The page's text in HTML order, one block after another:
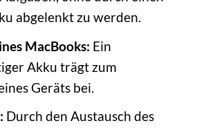
abgelenkt zu werden.
MacBooks: Ein
Akku trägt zum
Geräts bei.
Durch den Austausch des